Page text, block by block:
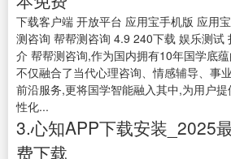
下载客户端 开放平台 应用宝手机版 应用
测咨询 帮帮测咨询 4.9 240下载 娱乐测试
介 帮帮测咨询,作为国内拥有10年国学底
不仅融合了当代心理咨询、情感辅导、事
前沿服务,更将国学智能融入其中,为用户
性化...
3.心知APP下载安装_2025
费下载_